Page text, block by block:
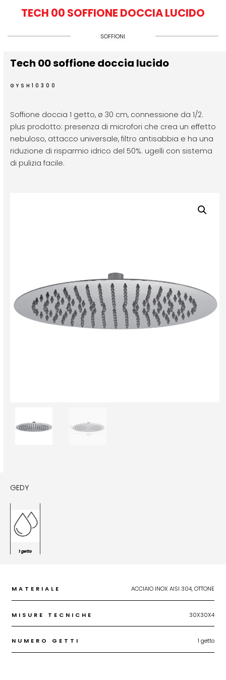
TECH 00 SOFFIONE DOCCIA LUCIDO
SOFFIONI
Tech 00 soffione doccia lucido
GYSH10300
Soffione doccia 1 getto, ø 30 cm, connessione da 1/2.
plus prodotto: presenza di microfori che crea un effetto
nebuloso, attacco universale, filtro antisabbia e ha una
riduzione di risparmio idrico del 50%. ugelli con sistema
di pulizia facile.
GEDY
1 getto
MATERIALE ACCIAIO INOX AISI 304, OTTONE
MISURE TECNICHE 30X30X4
NUMERO GETTI 1 getto